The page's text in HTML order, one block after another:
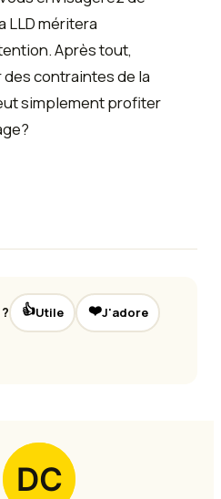
LLD méritera
Après tout,
contraintes de la
simplement profiter
👍Utile ❤️J'adore